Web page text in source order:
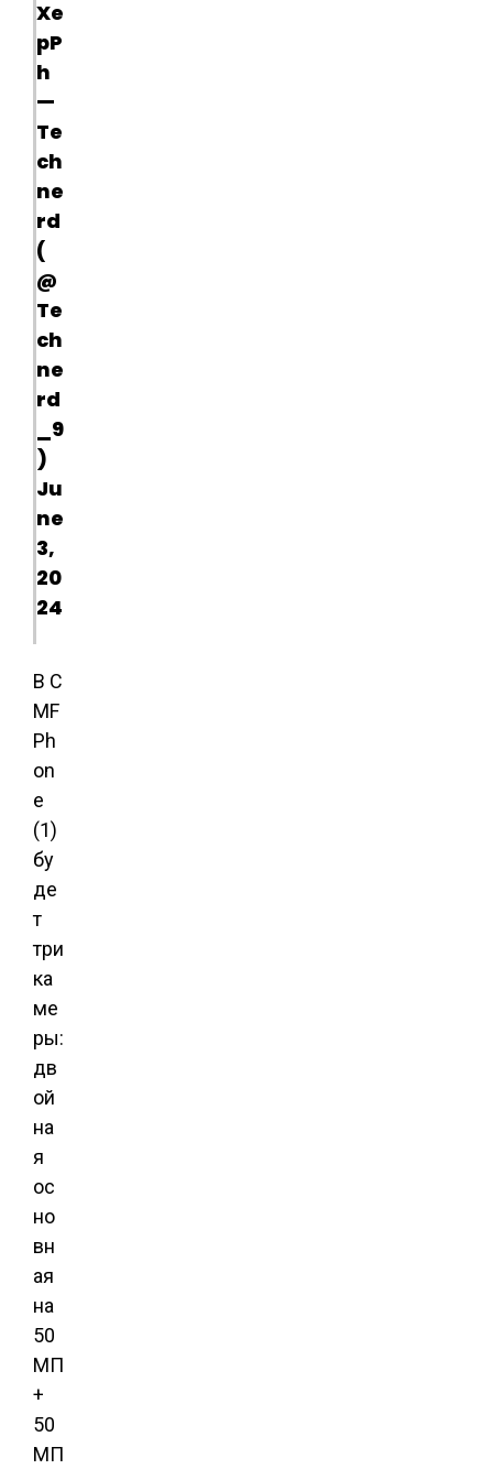
Xe
pP
h
—
Te
ch
ne
rd
(
@
Te
ch
ne
rd
_9
)
Ju
ne
3,
20
24
В C
MF
Ph
on
e
(1)
бу
де
т
три
ка
ме
ры:
дв
ой
на
я
ос
но
вн
ая
на
50
МП
+
50
МП